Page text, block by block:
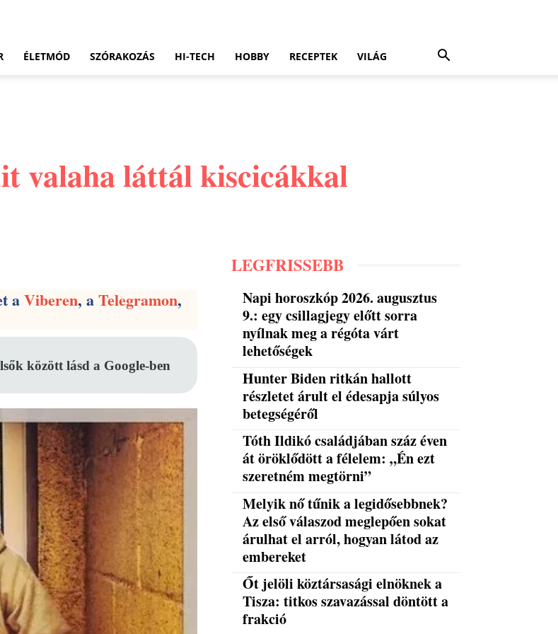
ÉLETMÓD SZÓRAKOZÁS HI-TECH HOBBY RECEPTEK VILÁG
valaha láttál kiscicákkal
aViberen, aTelegramon,
között lásd a Google-ben
LEGFRISSEBB
Napi horoszkóp 2026. augusztus
9.: egy csillagjegy előtt sorra
nyílnak meg a régóta várt
lehetőségek
Hunter Biden ritkán hallott
részletet árult el édesapja súlyos
betegségéről
Tóth Ildikó családjában száz éven
át öröklődött a félelem: „Én ezt
szeretném megtörni”
Melyik nő tűnik a legidősebbnek?
Az első válaszod meglepően sokat
árulhat el arról, hogyan látod az
embereket
Őt jelöli köztársasági elnöknek a
Tisza: titkos szavazással döntött a
frakció